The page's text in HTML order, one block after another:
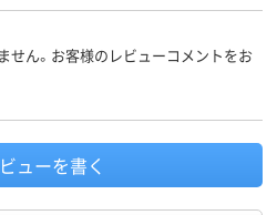
せん。お客様のレビューコメントをお
ューを書く